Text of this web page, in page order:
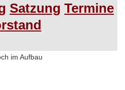
Satzung Termine
im Aufbau